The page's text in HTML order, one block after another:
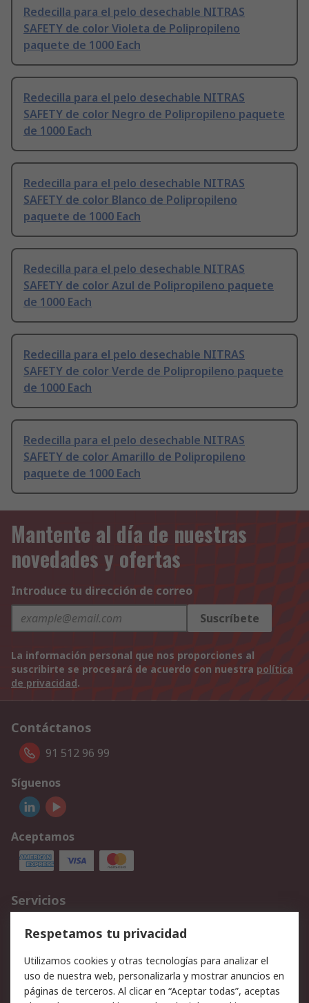
Redecilla para el pelo desechable NITRAS
SAFETY de color Violeta de Polipropileno
paquete de 1000 Each
Redecilla para el pelo desechable NITRAS
SAFETY de color Negro de Polipropileno paquete
de 1000 Each
Redecilla para el pelo desechable NITRAS
SAFETY de color Blanco de Polipropileno
paquete de 1000 Each
Redecilla para el pelo desechable NITRAS
SAFETY de color Azul de Polipropileno paquete
de 1000 Each
Redecilla para el pelo desechable NITRAS
SAFETY de color Verde de Polipropileno paquete
de 1000 Each
Redecilla para el pelo desechable NITRAS
SAFETY de color Amarillo de Polipropileno
paquete de 1000 Each
Mantente al día de nuestras
novedades y ofertas
Introduce tu dirección de correo
Suscríbete
La información personal que nos proporciones al
suscribirte se procesará de acuerdo con nuestra política
de privacidad.
Contáctanos
91 512 96 99
Síguenos
Aceptamos
Servicios
Cómo realizar pedidos
Devoluciones
Facturación y pago
Ofertas
Soporte técnico
Respetamos tu privacidad
Utilizamos cookies y otras tecnologías para analizar el
uso de nuestra web, personalizarla y mostrar anuncios en
páginas de terceros. Al clicar en “Aceptar todas”, aceptas